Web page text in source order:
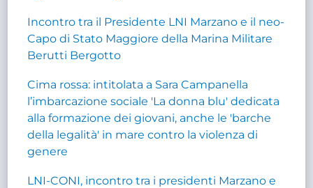
Incontro tra il Presidente LNI Marzano e il neo-
Capo di Stato Maggiore della Marina Militare
Berutti Bergotto
Cima rossa: intitolata a Sara Campanella
l’imbarcazione sociale 'La donna blu' dedicata
alla formazione dei giovani, anche le 'barche
della legalità' in mare contro la violenza di
genere
LNI-CONI, incontro tra i presidenti Marzano e